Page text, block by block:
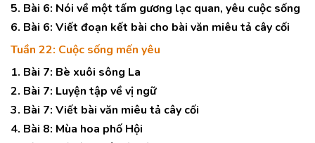
5. Bài 6: Nói về một tấm gương lạc quan, yêu cuộc sống
6. Bài 6: Viết đoạn kết bài cho bài văn miêu tả cây cối
Tuần 22: Cuộc sống mến yêu
1. Bài 7: Bè xuôi sông La
2. Bài 7: Luyện tập về vị ngữ
3. Bài 7: Viết bài văn miêu tả cây cối
4. Bài 8: Mùa hoa phố Hội